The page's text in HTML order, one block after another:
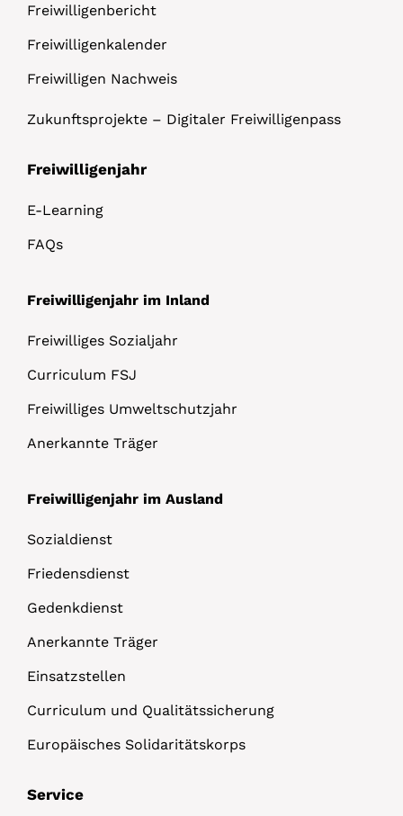
Freiwilligenbericht
Freiwilligenkalender
Freiwilligen Nachweis
Zukunftsprojekte – Digitaler Freiwilligenpass
Freiwilligenjahr
E-Learning
FAQs
Freiwilligenjahr im Inland
Freiwilliges Sozialjahr
Curriculum FSJ
Freiwilliges Umweltschutzjahr
Anerkannte Träger
Freiwilligenjahr im Ausland
Sozialdienst
Friedensdienst
Gedenkdienst
Anerkannte Träger
Einsatzstellen
Curriculum und Qualitätssicherung
Europäisches Solidaritätskorps
Service